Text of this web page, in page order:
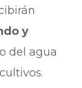
y
del agua